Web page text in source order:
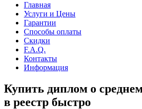
Главная
Услуги и Цены
Гарантии
Способы оплаты
Скидки
F.A.Q.
Контакты
Информация
Купить диплом о
в реестр быстро